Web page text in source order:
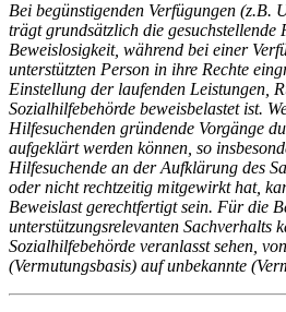
Bei begünstigenden Verfügungen (z.B.
trägt grundsätzlich die gesuchstellende
Beweislosigkeit, während bei einer
unterstützten Person in ihre Rechte
Einstellung der laufenden Leistungen,
Sozialhilfebehörde beweisbelastet ist.
Hilfesuchenden gründende Vorgänge
aufgeklärt werden können, so
Hilfesuchende an der Aufklärung des
oder nicht rechtzeitig mitgewirkt hat,
Beweislast gerechtfertigt sein. Für die
unterstützungsrelevanten Sachverhalts
Sozialhilfebehörde veranlasst sehen,
(Vermutungsbasis) auf unbekannte